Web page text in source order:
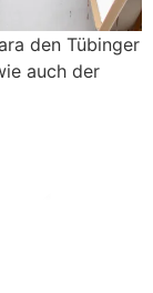
den Tübinger
auch der